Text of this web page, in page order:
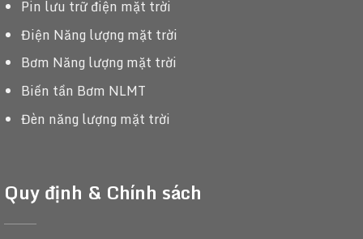
Pin lưu trữ điện mặt trời
Điện Năng lượng mặt trời
Bơm Năng lượng mặt trời
Biến tần Bơm NLMT
Đèn năng lượng mặt trời
Quy định & Chính sách